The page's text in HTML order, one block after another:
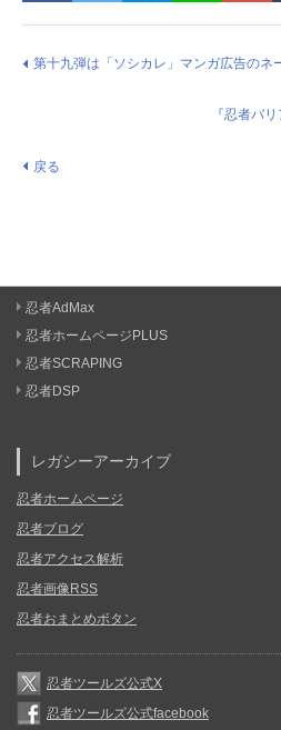
第十九弾は「ソシカレ」マンガ広告のネ
『忍者バ
戻る
忍者AdMax
忍者ホームページPLUS
忍者SCRAPING
忍者DSP
レガシーアーカイブ
忍者ホームページ
忍者ブログ
忍者アクセス解析
忍者画像RSS
忍者おまとめボタン
忍者ツールズ公式X
忍者ツールズ公式facebook